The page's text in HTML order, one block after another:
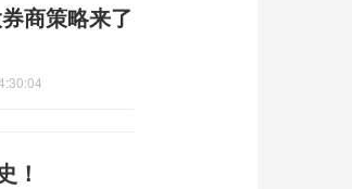
商策略来了
！